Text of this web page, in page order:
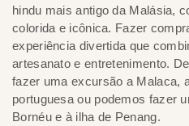
hindu mais antigo da Malásia,
colorida e icônica. Fazer
experiência divertida que
artesanato e entretenimento.
fazer uma excursão a Malaca,
portuguesa ou podemos fazer
Bornéu e à ilha de Penang.